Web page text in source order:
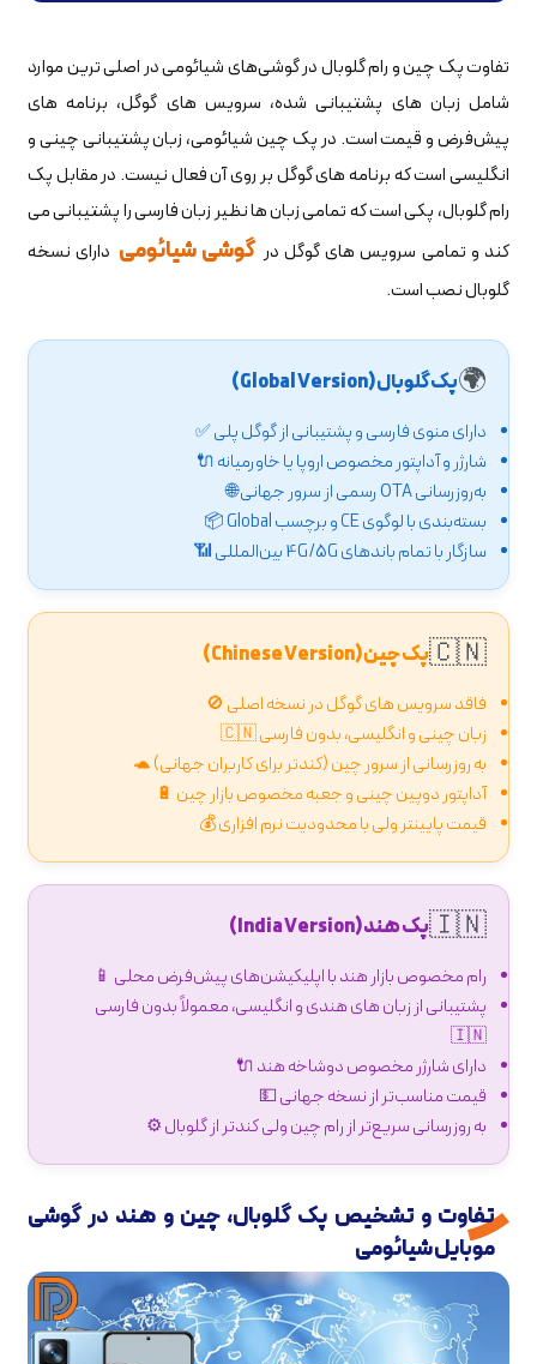
تفاوت پک چین و رام گلوبال در گوشی‌های شیائومی در اصلی ترین موارد
شامل زبان‌ های پشتیبانی شده، سرویس‌ های گوگل، برنامه‌ های
پیش‌فرض و قیمت است. در پک چین شیائومی، زبان پشتیبانی چینی و
انگلیسی است که برنامه های گوگل بر روی آن فعال نیست. در مقابل پک
رام گلوبال، پکی است که تمامی زبان ها نظیر زبان فارسی را پشتیبانی می
کند و تمامی سرویس های گوگل در گوشی شیائومی دارای نسخه
گلوبال نصب است.
🌍پک گلوبال (Global Version)
دارای منوی فارسی و پشتیبانی از گوگل پلی ✅
شارژر و آداپتور مخصوص اروپا یا خاورمیانه 🔌
به‌روزرسانی OTA رسمی از سرور جهانی 🌐
بسته‌بندی با لوگوی CE و برچسب Global 📦
سازگار با تمام باندهای 4G/5G بین‌المللی 📶
🇨🇳پک چین (Chinese Version)
فاقد سرویس های گوگل در نسخه اصلی 🚫
زبان چینی و انگلیسی، بدون فارسی 🇨🇳
به روزرسانی از سرور چین (کندتر برای کاربران جهانی) 🐢
آداپتور دوپین چینی و جعبه مخصوص بازار چین 🔋
قیمت پایینتر ولی با محدودیت نرم افزاری 💰
🇮🇳پک هند (India Version)
رام مخصوص بازار هند با اپلیکیشن‌های پیش‌فرض محلی 📱
پشتیبانی از زبان های هندی و انگلیسی، معمولاً بدون فارسی
🇮🇳
دارای شارژر مخصوص دوشاخه هند 🔌
قیمت مناسب‌تر از نسخه جهانی 💵
به روزرسانی سریع‌تر از رام چین ولی کندتر از گلوبال ⚙️
تفاوت و تشخیص پک گلوبال، چین و هند در گوشی
موبایل شیائومی